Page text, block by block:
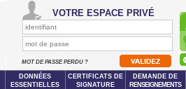
VOTRE ESPACE PRIVÉ
MOT DE PASSE PERDU ?
DONNÉES
ESSENTIELLES
CERTIFICATS DE
SIGNATURE
DEMANDE DE
RENSEIGNEMENTS